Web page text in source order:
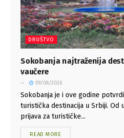
DRUŠTVO
Sokobanja najtraženija
vaučere
09/08/2026
Sokobanja je i ove godine
turistička destinacija u Srbiji. Od
prijava za turističke...
READ MORE